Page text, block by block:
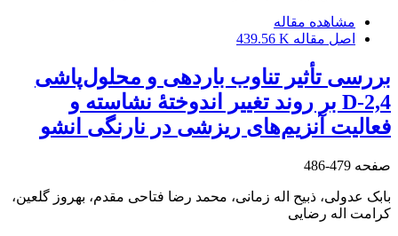
مشاهده مقاله
اصل مقاله 439.56 K
بررسی تأثیر تناوب باردهی و محلول‌پاشی
2,4-D بر روند تغییر اندوختۀ‌ نشاسته و
فعالیت آنزیم‌های ریزشی در نارنگی انشو
صفحه 479-486
بابک عدولی، ذبیح اله زمانی، محمد رضا فتاحی مقدم، بهروز گلعین،
کرامت اله رضایی